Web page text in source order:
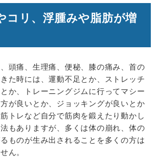
コリ、浮腫みや脂肪が増
頭痛、生理痛、便秘、膝の痛み、首の
た時には、運動不足とか、ストレッチ
か、トレーニングジムに行ってマシー
が良いとか、ジョッキングが良いとか
トレなど自分で筋肉を鍛えたり動かし
もありますが、多くは体の崩れ、体の
ものが生み出されることを多くの方は
ん。